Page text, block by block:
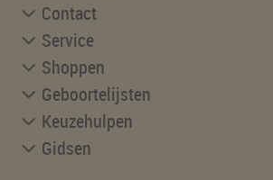
Contact
Service
Shoppen
Geboortelijsten
Keuzehulpen
Gidsen